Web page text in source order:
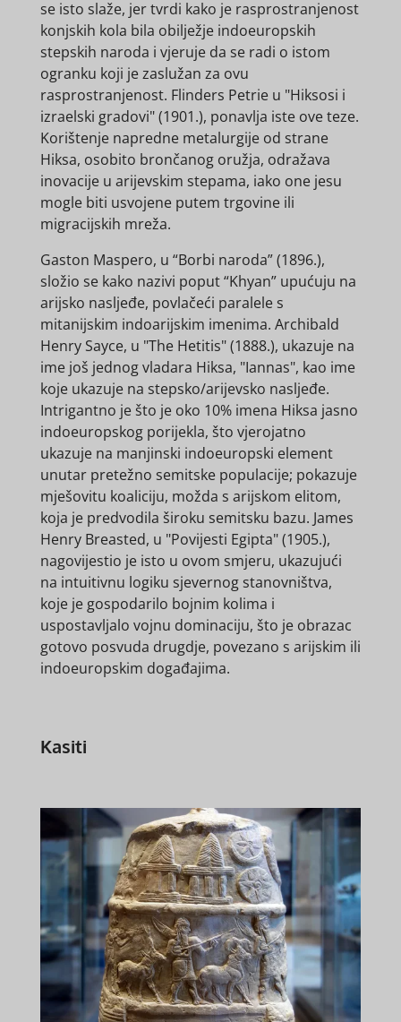
se isto slaže, jer tvrdi kako je rasprostranjenost
konjskih kola bila obilježje indoeuropskih
stepskih naroda i vjeruje da se radi o istom
ogranku koji je zaslužan za ovu
rasprostranjenost. Flinders Petrie u "Hiksosi i
izraelski gradovi" (1901.), ponavlja iste ove teze.
Korištenje napredne metalurgije od strane
Hiksa, osobito brončanog oružja, odražava
inovacije u arijevskim stepama, iako one jesu
mogle biti usvojene putem trgovine ili
migracijskih mreža.
Gaston Maspero, u “Borbi naroda” (1896.),
složio se kako nazivi poput “Khyan” upućuju na
arijsko nasljeđe, povlačeći paralele s
mitanijskim indoarijskim imenima. Archibald
Henry Sayce, u "The Hetitis" (1888.), ukazuje na
ime još jednog vladara Hiksa, "Iannas", kao ime
koje ukazuje na stepsko/arijevsko nasljeđe.
Intrigantno je što je oko 10% imena Hiksa jasno
indoeuropskog porijekla, što vjerojatno
ukazuje na manjinski indoeuropski element
unutar pretežno semitske populacije; pokazuje
mješovitu koaliciju, možda s arijskom elitom,
koja je predvodila široku semitsku bazu. James
Henry Breasted, u "Povijesti Egipta" (1905.),
nagovijestio je isto u ovom smjeru, ukazujući
na intuitivnu logiku sjevernog stanovništva,
koje je gospodarilo bojnim kolima i
uspostavljalo vojnu dominaciju, što je obrazac
gotovo posvuda drugdje, povezano s arijskim ili
indoeuropskim događajima.
Kasiti